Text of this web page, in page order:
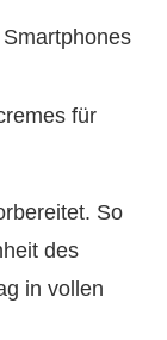
für
So
des
in vollen